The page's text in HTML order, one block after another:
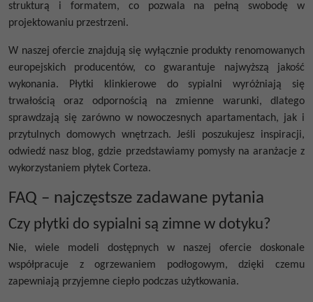
strukturą i formatem, co pozwala na pełną swobodę w
projektowaniu przestrzeni.
W naszej ofercie znajdują się wyłącznie produkty renomowanych
europejskich producentów, co gwarantuje najwyższą jakość
wykonania. Płytki klinkierowe do sypialni wyróżniają się
trwałością oraz odpornością na zmienne warunki, dlatego
sprawdzają się zarówno w nowoczesnych apartamentach, jak i
przytulnych domowych wnętrzach. Jeśli poszukujesz inspiracji,
odwiedź nasz blog, gdzie przedstawiamy pomysły na aranżacje z
wykorzystaniem płytek Corteza.
FAQ – najczęstsze zadawane pytania
Czy płytki do sypialni są zimne w dotyku?
Nie, wiele modeli dostępnych w naszej ofercie doskonale
współpracuje z ogrzewaniem podłogowym, dzięki czemu
zapewniają przyjemne ciepło podczas użytkowania.